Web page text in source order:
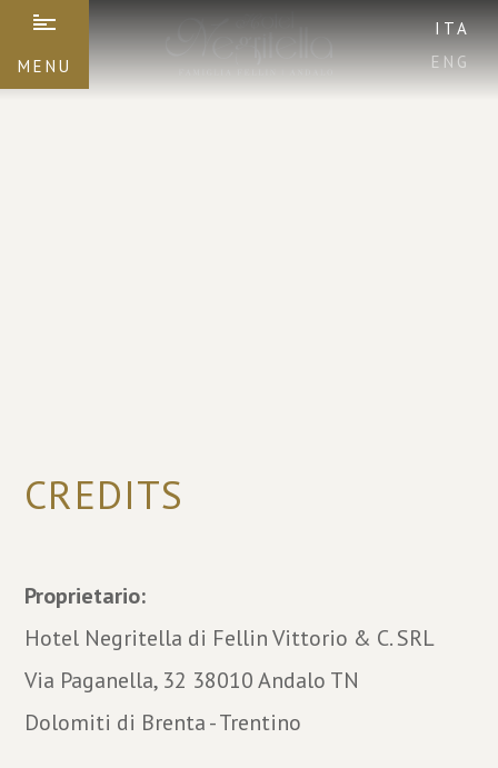
ITA
ENG
MENU
CREDITS
Proprietario:
Hotel Negritella di Fellin Vittorio & C. SRL
Via Paganella, 32 38010 Andalo TN
Dolomiti di Brenta - Trentino